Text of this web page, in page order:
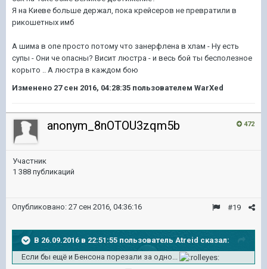
Я на Киеве больше держал, пока крейсеров не превратили в
рикошетных имб
А шима в опе просто потому что занерфлена в хлам - Ну есть
супы - Они че опасны? Висит люстра - и весь бой ты бесполезное
корыто .. А люстра в каждом бою
Изменено 27 сен 2016, 04:28:35 пользователем WarXed
472
anonym_8nOTOU3zqm5b
Участник
1 388 публикаций
#19
Опубликовано: 27 сен 2016, 04:36:16
В 26.09.2016 в 22:51:55 пользователь Atreid сказал:
Если бы ещё и Бенсона порезали за одно...